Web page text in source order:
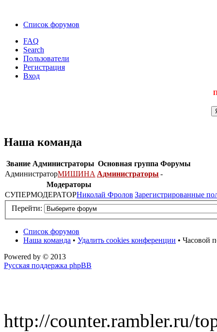
Список форумов
FAQ
Search
Пользователи
Регистрация
Вход
Наша команда
Звание Администраторы Основная группа Форумы
АдминистраторМИШИНА Администраторы -
Модераторы
СУПЕРМОДЕРАТОРНиколай Фролов Зарегистрированные
Перейти:
Список форумов
Наша команда • Удалить cookies конференции • Часовой
Powered by © 2013
Русская поддержка phpBB
http://counter.rambler.ru/